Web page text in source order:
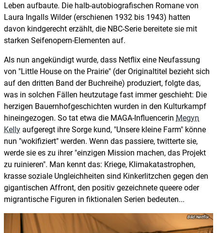
Leben aufbaute. Die halb-autobiografischen Romane von
Laura Ingalls Wilder (erschienen 1932 bis 1943) hatten
davon kindgerecht erzählt, die NBC-Serie bereitete sie mit
starken Seifenopern-Elementen auf.
Als nun angekündigt wurde, dass Netflix eine Neufassung
von "Little House on the Prairie" (der Originaltitel bezieht sich
auf den dritten Band der Buchreihe) produziert, folgte das,
was in solchen Fällen heutzutage fast immer geschieht: Die
herzigen Bauernhofgeschichten wurden in den Kulturkampf
hineingezogen. So tat etwa die MAGA-Influencerin Megyn
Kelly aufgeregt ihre Sorge kund, "Unsere kleine Farm" könne
nun "wokifiziert" werden. Wenn das passiere, twitterte sie,
werde sie es zu ihrer "einzigen Mission machen, das Projekt
zu ruinieren". Man kennt das: Kriege, Klimakatastrophen,
krasse soziale Ungleichheiten sind Kinkerlitzchen gegen den
gigantischen Affront, den positiv gezeichnete queere oder
migrantische Figuren in fiktionalen Serien bedeuten...
Netflix